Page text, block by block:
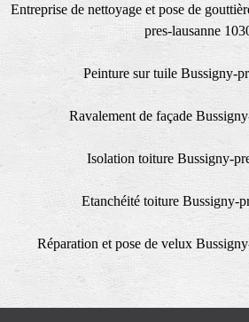
Entreprise de nettoyage et pose de
pres-lausanne
Peinture sur tuile Bussigny-
Ravalement de façade
Isolation toiture Bussigny-
Etanchéité toiture Bussigny-
Réparation et pose de velux